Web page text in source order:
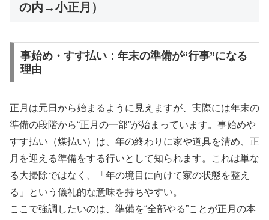
の内→小正月）
事始め・すす払い：年末の準備が“行事”になる
理由
正月は元日から始まるように見えますが、実際には年末の
準備の段階から“正月の一部”が始まっています。事始めや
すす払い（煤払い）は、年の終わりに家や道具を清め、正
月を迎える準備をする行いとして知られます。これは単な
る大掃除ではなく、「年の境目に向けて家の状態を整え
る」という儀礼的な意味を持ちやすい。
ここで強調したいのは、準備を“全部やる”ことが正月の本